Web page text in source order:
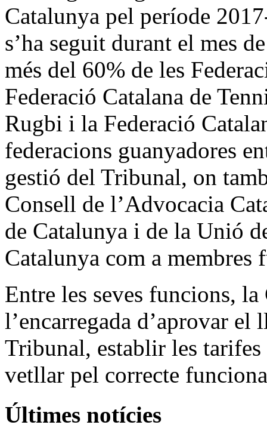
Catalunya pel període
s’ha seguit durant el mes
més del 60% de les
Federació Catalana de
Rugbi i la Federació
federacions guanyadores
gestió del Tribunal, on
Consell de l’Advocacia
de Catalunya i de la Unió
Catalunya com a
Entre les seves funcions,
l’encarregada d’aprovar
Tribunal, establir les
vetllar pel correcte
Últimes notícies